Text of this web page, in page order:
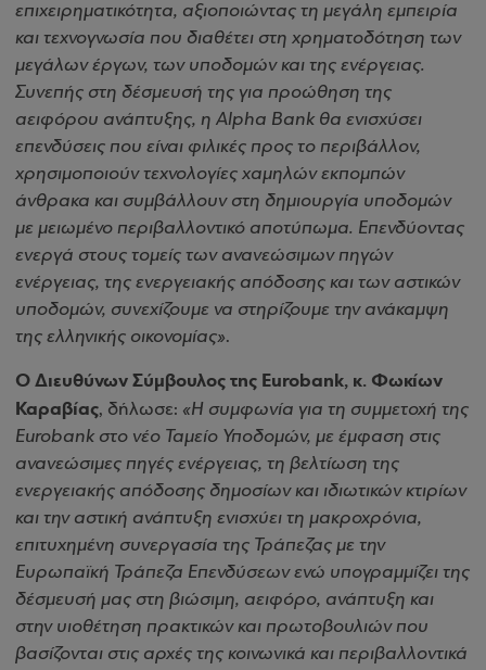
επιχειρηματικότητα, αξιοποιώντας τη μεγάλη εμπειρία
και τεχνογνωσία που διαθέτει στη χρηματοδότηση των
μεγάλων έργων, των υποδομών και της ενέργειας.
Συνεπής στη δέσμευσή της για προώθηση της
αειφόρου ανάπτυξης, η Alpha Bank θα ενισχύσει
επενδύσεις που είναι φιλικές προς το περιβάλλον,
χρησιμοποιούν τεχνολογίες χαμηλών εκπομπών
άνθρακα και συμβάλλουν στη δημιουργία υποδομών
με μειωμένο περιβαλλοντικό αποτύπωμα. Επενδύοντας
ενεργά στους τομείς των ανανεώσιμων πηγών
ενέργειας, της ενεργειακής απόδοσης και των αστικών
υποδομών, συνεχίζουμε να στηρίζουμε την ανάκαμψη
της ελληνικής οικονομίας».
Ο Διευθύνων Σύμβουλος της Eurobank, κ. Φωκίων
Καραβίας, δήλωσε: «Η συμφωνία για τη συμμετοχή της
Eurobank στο νέο Ταμείο Υποδομών, με έμφαση στις
ανανεώσιμες πηγές ενέργειας, τη βελτίωση της
ενεργειακής απόδοσης δημοσίων και ιδιωτικών κτιρίων
και την αστική ανάπτυξη ενισχύει τη μακροχρόνια,
επιτυχημένη συνεργασία της Τράπεζας με την
Ευρωπαϊκή Τράπεζα Επενδύσεων ενώ υπογραμμίζει της
δέσμευσή μας στη βιώσιμη, αειφόρο, ανάπτυξη και
στην υιοθέτηση πρακτικών και πρωτοβουλιών που
βασίζονται στις αρχές της κοινωνικά και περιβαλλοντικά